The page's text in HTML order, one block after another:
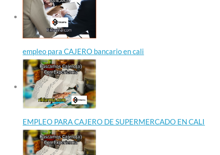
empleo para CAJERO bancario en cali
EMPLEO PARA CAJERO DE SUPERMERCADO EN CALI